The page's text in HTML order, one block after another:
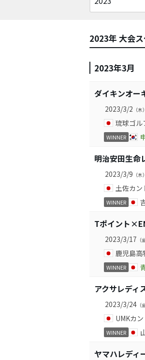
2023年 大会
2023年3月
ダイキンオー
2023/3/2 （木）
琉球ゴル
WINNER
明治安田生命
2023/3/9 （木）
土佐カン
WINNER
Tポイント
2023/3/17 （
鹿児島高
WINNER
アクサレディ
2023/3/24 （
UMKカ
WINNER
ヤマハレディ